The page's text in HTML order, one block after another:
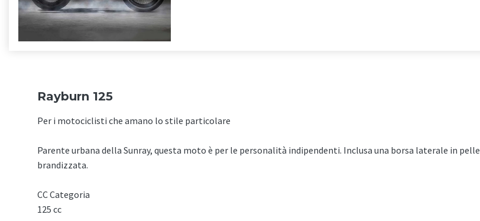
Rayburn 125
Per i motociclisti che amano lo stile particolare
Parente urbana della Sunray, questa moto è per le personalità indipendenti. Inclusa una borsa laterale in pelle
brandizzata.
CC Categoria
125 cc